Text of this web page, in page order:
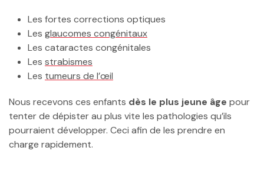
Les fortes corrections optiques
Les glaucomes congénitaux
Les cataractes congénitales
Les strabismes
Les tumeurs de l’œil
Nous recevons ces enfants dès le plus jeune âge pour
tenter de dépister au plus vite les pathologies qu’ils
pourraient développer. Ceci afin de les prendre en
charge rapidement.